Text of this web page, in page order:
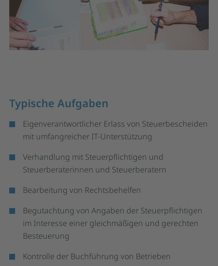
Typische Aufgaben
Eigenverantwortlicher Erlass von Steuerbescheiden
mit umfangreicher IT-Unterstützung
Verhandlung mit Steuerpflichtigen und
Steuerberaterinnen und Steuerberatern
Bearbeitung von Rechtsbehelfen
Begutachtung von Angaben der Steuerpflichtigen
im Interesse einer gleichmäßigen und gerechten
Besteuerung
Kontrolle der Buchführung von Betrieben